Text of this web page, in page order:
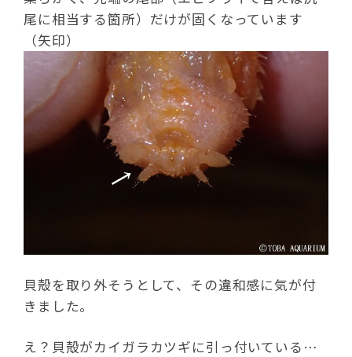
尾に相当する箇所）だけが固くなっています
（矢印）
貝殻を取り外そうとして、その違和感に気が付
きました。
え？貝殻がカイガラカツギに引っ付いている…